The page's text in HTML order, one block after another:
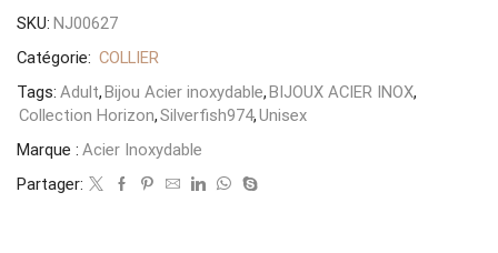
SKU: NJ00627
Catégorie: COLLIER
Tags: Adult,Bijou Acier inoxydable,BIJOUX ACIER INOX,
Collection Horizon,Silverfish974,Unisex
Marque : Acier Inoxydable
Partager: